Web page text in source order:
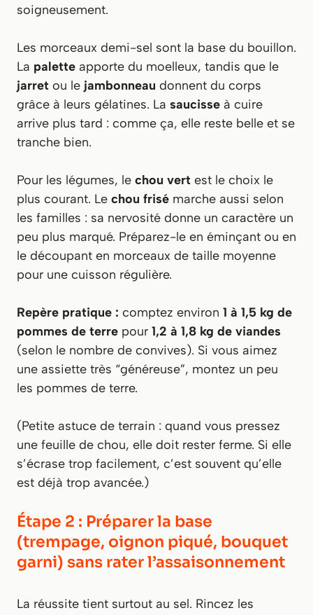
soigneusement.
Les morceaux demi-sel sont la base du bouillon.
La palette apporte du moelleux, tandis que le
jarret ou le jambonneau donnent du corps
grâce à leurs gélatines. La saucisse à cuire
arrive plus tard : comme ça, elle reste belle et se
tranche bien.
Pour les légumes, le chou vert est le choix le
plus courant. Le chou frisé marche aussi selon
les familles : sa nervosité donne un caractère un
peu plus marqué. Préparez-le en éminçant ou en
le découpant en morceaux de taille moyenne
pour une cuisson régulière.
Repère pratique : comptez environ 1 à 1,5 kg de
pommes de terre pour 1,2 à 1,8 kg de viandes
(selon le nombre de convives). Si vous aimez
une assiette très “généreuse”, montez un peu
les pommes de terre.
(Petite astuce de terrain : quand vous pressez
une feuille de chou, elle doit rester ferme. Si elle
s’écrase trop facilement, c’est souvent qu’elle
est déjà trop avancée.)
Étape 2 : Préparer la base
(trempage, oignon piqué, bouquet
garni) sans rater l’assaisonnement
La réussite tient surtout au sel. Rincez les